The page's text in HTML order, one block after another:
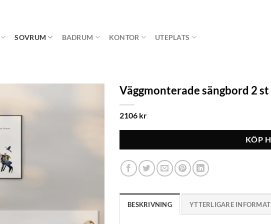
SOVRUM BADRUM KONTOR UTEPLATS
Väggmonterade sängbord 2
2106 kr
KÖP
BESKRIVNING YTTERLIGARE